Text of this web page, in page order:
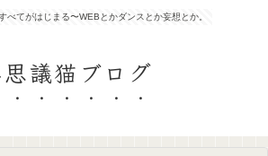
べてがはじまる〜WEBとかダンスとか妄想とか。
議猫ブログ